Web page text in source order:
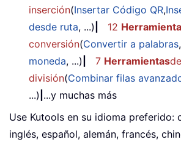
inserción(Insertar Código QR,
desde ruta, ...) 12
conversión(Convertir a palabras,
moneda, ...) 7 Herramientas
división(Combinar filas
...) ...y muchas más
Use Kutools en su idioma preferido:
inglés, español, alemán, francés,